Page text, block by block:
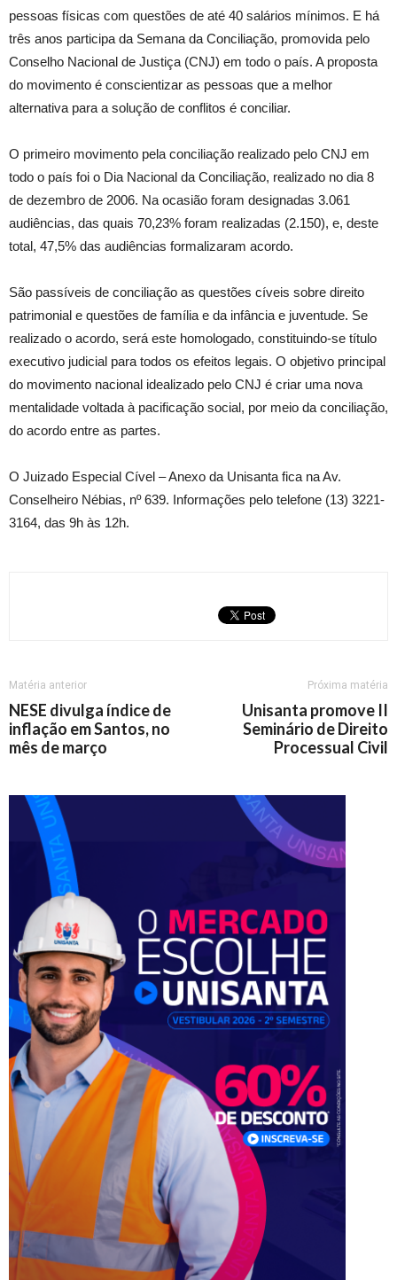
pessoas físicas com questões de até 40 salários mínimos. E há
três anos participa da Semana da Conciliação, promovida pelo
Conselho Nacional de Justiça (CNJ) em todo o país. A proposta
do movimento é conscientizar as pessoas que a melhor
alternativa para a solução de conflitos é conciliar.
O primeiro movimento pela conciliação realizado pelo CNJ em
todo o país foi o Dia Nacional da Conciliação, realizado no dia 8
de dezembro de 2006. Na ocasião foram designadas 3.061
audiências, das quais 70,23% foram realizadas (2.150), e, deste
total, 47,5% das audiências formalizaram acordo.
São passíveis de conciliação as questões cíveis sobre direito
patrimonial e questões de família e da infância e juventude. Se
realizado o acordo, será este homologado, constituindo-se título
executivo judicial para todos os efeitos legais. O objetivo principal
do movimento nacional idealizado pelo CNJ é criar uma nova
mentalidade voltada à pacificação social, por meio da conciliação,
do acordo entre as partes.
O Juizado Especial Cível – Anexo da Unisanta fica na Av.
Conselheiro Nébias, nº 639. Informações pelo telefone (13) 3221-
3164, das 9h às 12h.
Matéria anterior
NESE divulga índice de
inflação em Santos, no
mês de março
Próxima matéria
Unisanta promove II
Seminário de Direito
Processual Civil